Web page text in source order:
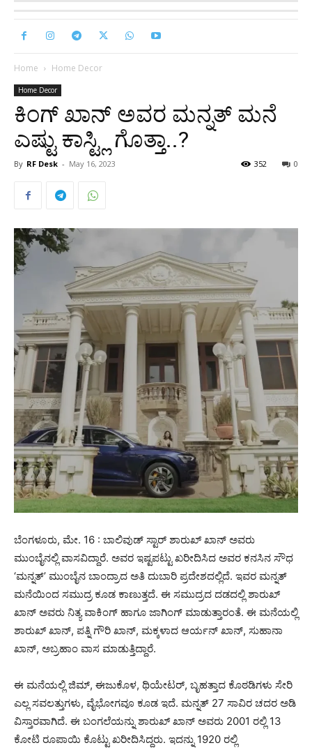
Home Home Decor
Home Decor
ಕಿಂಗ್ ಖಾನ್ ಅವರ ಮನ್ನತ್ ಮನೆ
ಎಷ್ಟು ಕಾಸ್ಟ್ಲಿ ಗೊತ್ತಾ..?
By RF Desk - May 16, 2023 0
352
ಬೆಂಗಳೂರು, ಮೇ. 16 : ಬಾಲಿವುಡ್‌ ಸ್ಟಾರ್ ಶಾರುಖ್ ಖಾನ್ ಅವರು
ಮುಂಬೈನಲ್ಲಿ ವಾಸವಿದ್ದಾರೆ. ಅವರ ಇಷ್ಟಪಟ್ಟು ಖರೀದಿಸಿದ ಅವರ ಕನಸಿನ ಸೌಧ
‘ಮನ್ನತ್’ ಮುಂಬೈನ ಬಾಂದ್ರಾದ ಅತಿ ದುಬಾರಿ ಪ್ರದೇಶದಲ್ಲಿದೆ. ಇವರ ಮನ್ನತ್
ಮನೆಯಿಂದ ಸಮುದ್ರ ಕೂಡ ಕಾಣುತ್ತದೆ. ಈ ಸಮುದ್ರದ ದಡದಲ್ಲಿ ಶಾರುಖ್‌
ಖಾನ್‌ ಅವರು ನಿತ್ಯ ವಾಕಿಂಗ್‌ ಹಾಗೂ ಜಾಗಿಂಗ್‌ ಮಾಡುತ್ತಾರಂತೆ. ಈ ಮನೆಯಲ್ಲಿ
ಶಾರುಖ್‌ ಖಾನ್, ಪತ್ನಿ ಗೌರಿ ಖಾನ್, ಮಕ್ಕಳಾದ ಆರ್ಯನ್ ಖಾನ್, ಸುಹಾನಾ
ಖಾನ್, ಅಬ್ರಹಾಂ ವಾಸ ಮಾಡುತ್ತಿದ್ದಾರೆ.
ಈ ಮನೆಯಲ್ಲಿ ಜಿಮ್, ಈಜುಕೊಳ, ಥಿಯೇಟರ್, ಬೃಹತ್ತಾದ ಕೊಠಡಿಗಳು ಸೇರಿ
ಎಲ್ಲ ಸವಲತ್ತುಗಳು, ವೈಭೋಗವೂ ಕೂಡ ಇದೆ. ಮನ್ನತ್ 27 ಸಾವಿರ ಚದರ ಅಡಿ
ವಿಸ್ತಾರವಾಗಿದೆ. ಈ ಬಂಗಲೆಯನ್ನು ಶಾರುಖ್‌ ಖಾನ್‌ ಅವರು 2001 ರಲ್ಲಿ 13
ಕೋಟಿ ರೂಪಾಯಿ ಕೊಟ್ಟು ಖರೀದಿಸಿದ್ದರು. ಇದನ್ನು 1920 ರಲ್ಲಿ